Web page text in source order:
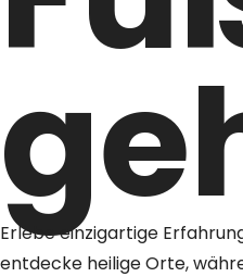
Erlebe einzigartige
entdecke heilige Orte,